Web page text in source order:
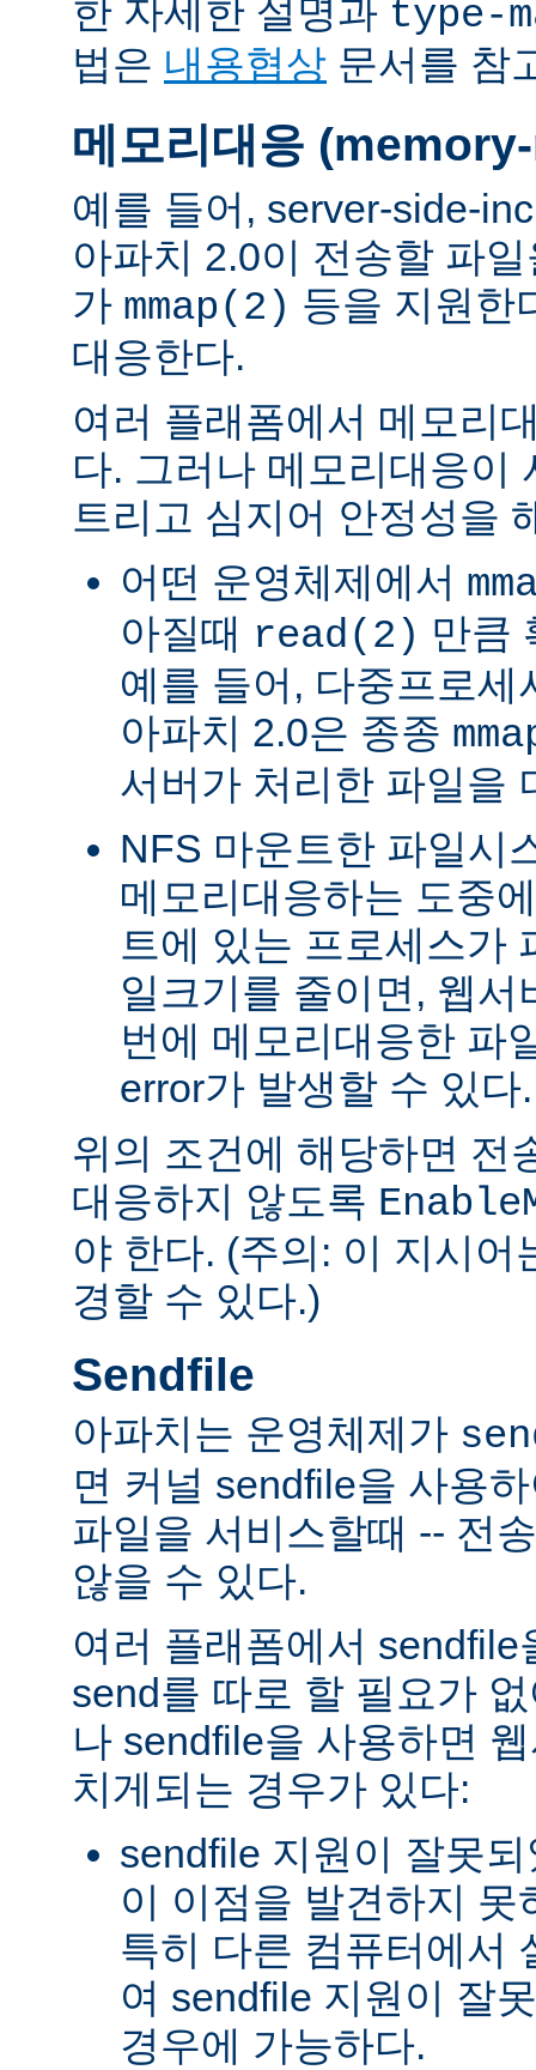
한 자세한 설명과 type-
법은 내용협상 문서를 참
메모리대응
예를 들어, server-side-
아파치 2.0이 전송할 파
가 mmap(2) 등을 지원한
대응한다.
여러 플래폼에서 메모리
다. 그러나 메모리대응이
트리고 심지어 안정성을
어떤 운영체제에서
아질때 read(2) 만큼
예를 들어, 다중프로
아파치 2.0은 종종
서버가 처리한 파일을
NFS 마운트한 파일시
메모리대응하는 도중
트에 있는 프로세스가
일크기를 줄이면, 웹
번에 메모리대응한 파
error가 발생할 수 있다.
위의 조건에 해당하면 전
대응하지 않도록
야 한다. (주의: 이 지시어
경할 수 있다.)
Sendfile
아파치는 운영체제가
면 커널 sendfile을 사용
파일을 서비스할때 -- 전
않을 수 있다.
여러 플래폼에서
send를 따로 할 필요가
나 sendfile을 사용하면
치게되는 경우가 있다:
sendfile 지원이 잘못
이 이점을 발견하지
특히 다른 컴퓨터에서
여 sendfile 지원이 잘
경우에 가능하다.